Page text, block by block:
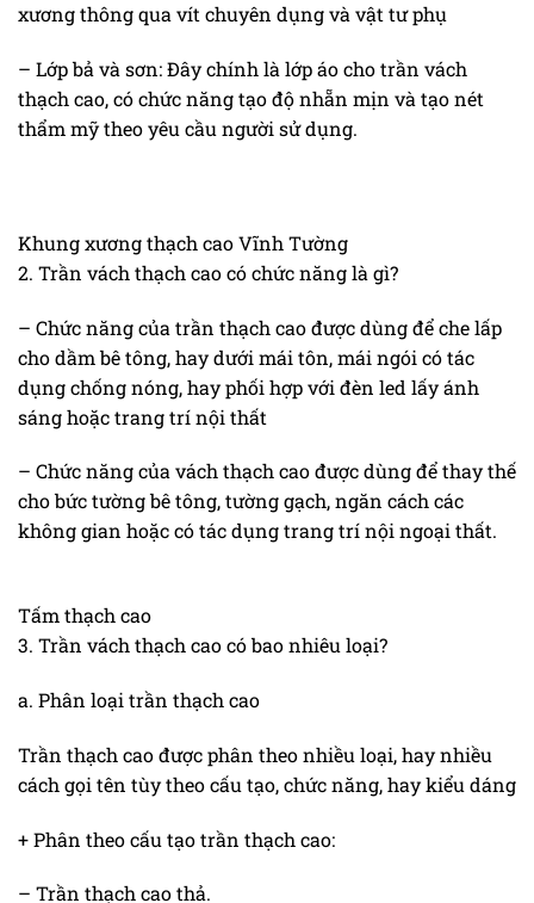
xương thông qua vít chuyên dụng và vật tư phụ
– Lớp bả và sơn: Đây chính là lớp áo cho trần vách
thạch cao, có chức năng tạo độ nhẵn mịn và tạo nét
thẩm mỹ theo yêu cầu người sử dụng.
Khung xương thạch cao Vĩnh Tường
2. Trần vách thạch cao có chức năng là gì?
– Chức năng của trần thạch cao được dùng để che lấp
cho dầm bê tông, hay dưới mái tôn, mái ngói có tác
dụng chống nóng, hay phối hợp với đèn led lấy ánh
sáng hoặc trang trí nội thất
– Chức năng của vách thạch cao được dùng để thay thế
cho bức tường bê tông, tường gạch, ngăn cách các
không gian hoặc có tác dụng trang trí nội ngoại thất.
Tấm thạch cao
3. Trần vách thạch cao có bao nhiêu loại?
a. Phân loại trần thạch cao
Trần thạch cao được phân theo nhiều loại, hay nhiều
cách gọi tên tùy theo cấu tạo, chức năng, hay kiểu dáng
+ Phân theo cấu tạo trần thạch cao:
– Trần thạch cao thả.